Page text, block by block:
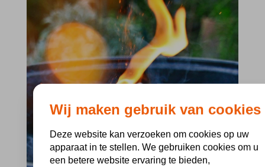
Wij maken gebruik van cookies
Deze website kan verzoeken om cookies op uw
apparaat in te stellen. We gebruiken cookies om u
een betere website ervaring te bieden,